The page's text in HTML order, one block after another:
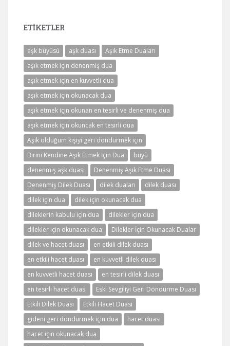
ETIKETLER
aşk büyüsü aşk duası
Aşık Etme Duaları
aşık etmek için denenmiş dua
aşık etmek için en kuvvetli dua
aşık etmek için okunacak dua
aşık etmek için okunan en tesirli ve denenmiş dua
aşık etmek için okuncak en tesirli dua
Aşık olduğum kişiyi geri döndürmek için
Birini Kendine Aşık Etmek İçin Dua
büyü
denenmiş aşk duası
Denenmiş Aşık Etme Duası
Denenmiş Dilek Duası
dilek duaları
dilek duası
dilek için dua
dilek için okunacak dua
dileklerin kabulu için dua
dilekler için dua
dilekler için okunacak dua
Dilekler İçin Okunacak Dualar
dilek ve hacet duası
en etkili dilek duası
en etkili hacet duası
en kuvvetli dilek duası
en kuvvetli hacet duası
en tesirli dilek duası
en tesirli hacet duası
Eski Sevgiliyi Geri Döndürme Duası
Etkili Dilek Duası
Etkili Hacet Duası
gideni geri döndürmek için dua
hacet duası
hacet için okunacak dua